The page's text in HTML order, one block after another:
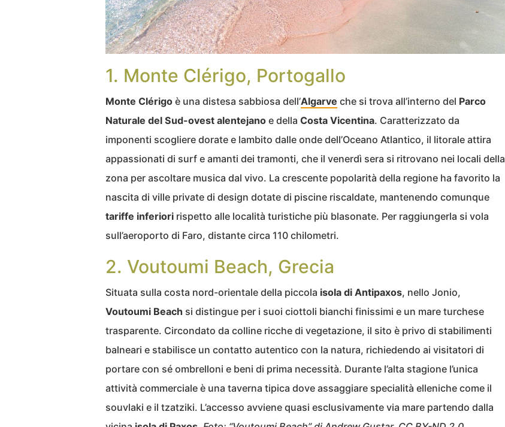
1. Monte Clérigo, Portogallo
Monte Clérigo è una distesa sabbiosa dell’Algarve che si trova all’interno del Parco
Naturale del Sud-ovest alentejano e della Costa Vicentina. Caratterizzato da
imponenti scogliere dorate e lambito dalle onde dell’Oceano Atlantico, il litorale attira
appassionati di surf e amanti dei tramonti, che il venerdì sera si ritrovano nei locali della
zona per ascoltare musica dal vivo. La crescente popolarità della regione ha favorito la
nascita di ville private di design dotate di piscine riscaldate, mantenendo comunque
tariffe inferiori rispetto alle località turistiche più blasonate. Per raggiungerla si vola
sull’aeroporto di Faro, distante circa 110 chilometri.
2. Voutoumi Beach, Grecia
Situata sulla costa nord-orientale della piccola isola di Antipaxos, nello Jonio,
Voutoumi Beach si distingue per i suoi ciottoli bianchi finissimi e un mare turchese
trasparente. Circondato da colline ricche di vegetazione, il sito è privo di stabilimenti
balneari e stabilisce un contatto autentico con la natura, richiedendo ai visitatori di
portare con sé ombrelloni e beni di prima necessità. Durante l’alta stagione l’unica
attività commerciale è una taverna tipica dove assaggiare specialità elleniche come il
souvlaki e il tzatziki. L’accesso avviene quasi esclusivamente via mare partendo dalla